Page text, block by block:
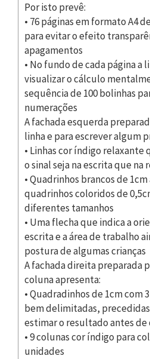
Por isto prevê:
• 76 páginas em formato A4
para evitar o efeito
apagamentos
• No fundo de cada página a
visualizar o cálculo
sequência de 100 bolinhas
numerações
A fachada esquerda
linha e para escrever algum
• Linhas cor índigo relaxante
o sinal seja na escrita que na
• Quadrinhos brancos de
quadrinhos coloridos de
diferentes tamanhos
• Uma flecha que indica a
escrita e a área de trabalho
postura de algumas crianças
A fachada direita preparada
coluna apresenta:
• Quadradinhos de 1cm com
bem delimitadas,
estimar o resultado antes de
• 9 colunas cor índigo para
unidades